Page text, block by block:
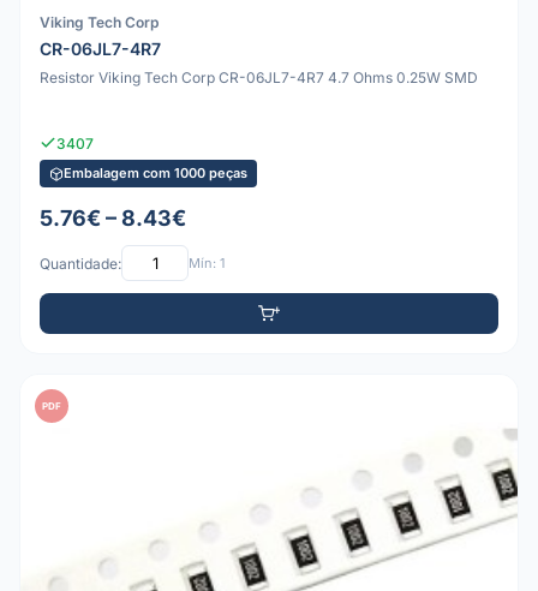
Viking Tech Corp
CR-06JL7-4R7
Resistor Viking Tech Corp CR-06JL7-4R7 4.7 Ohms 0.25W SMD
3407
Embalagem com 1000 peças
5.76€ – 8.43€
Quantidade: Mín: 1
PDF